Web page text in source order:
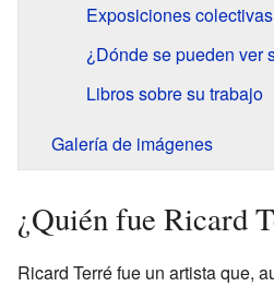
Exposiciones
¿Dónde se pueden ver
Libros sobre su trabajo
Galería de imágenes
¿Quién fue Ricard
Ricard Terré fue un artista que,